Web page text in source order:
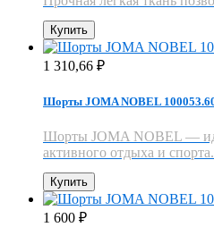
Купить
1 310,66 ₽
Шорты JOMA NOBEL
Шорты JOMA NOBEL —
активного отдыха и
Купить
1 600 ₽